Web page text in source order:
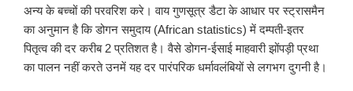
अन्य के बच्चों की परवरिश करे। वाय गुणसूत्र डैटा के आधार पर स्ट्रासमैन
का अनुमान है कि डोगन समुदाय (African statistics) में दम्पती-इतर
पितृत्व की दर करीब 2 प्रतिशत है। वैसे डोगन-ईसाई माहवारी झोंपड़ी प्रथा
का पालन नहीं करते उनमें यह दर पारंपरिक धर्मावलंबियों से लगभग दुगनी है।